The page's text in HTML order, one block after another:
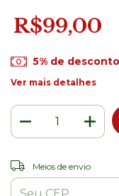
R$99,00
5% de desconto
Ver mais detalhes
Entregas para o CEP:
Meios de envio